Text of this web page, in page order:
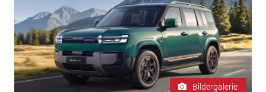
Bildergalerie